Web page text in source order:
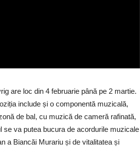
are loc din 4 februarie până pe 2 martie.
include și o componentă muzicală,
de bal, cu muzică de cameră rafinată,
va putea bucura de acordurile muzicale
a Biancăi Murariu și de vitalitatea și